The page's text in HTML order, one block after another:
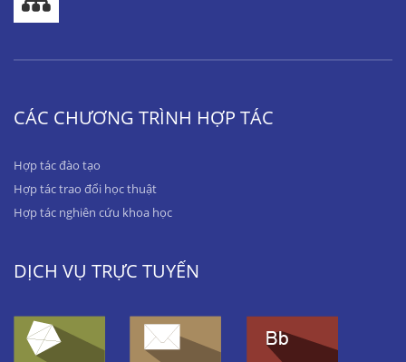
CÁC CHƯƠNG TRÌNH HỢP TÁC
Hợp tác đào tạo
Hợp tác trao đổi học thuật
Hợp tác nghiên cứu khoa học
DỊCH VỤ TRỰC TUYẾN